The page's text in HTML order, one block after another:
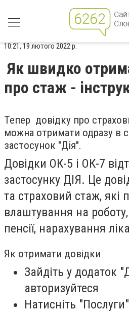
10:21, 19 лютого 2022 р.
Як швидко
про стаж -
Тепер довідку про
можна отримати одразу в
застосунок "Дія".
Довідки ОК-5 і ОК-7
застосунку ДІЯ. Це
та страховий стаж, які
влаштування на
пенсії, нарахування
Як отримати довідки
Зайдіть у додаток
авторизуйтеся
Натисніть